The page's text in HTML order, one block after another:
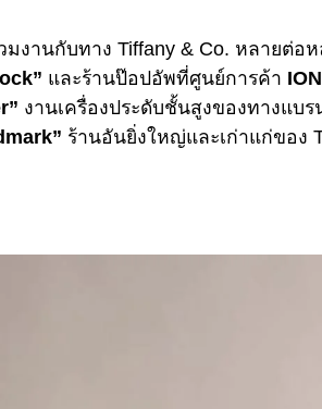
งานกับทาง Tiffany & Co. หลายต่อห
และร้านป๊อปอัพที่ศูนย์การค้า
งานเครื่องประดับชั้นสูงของทางแบ
ร้านอันยิ่งใหญ่และเก่าแก่ของ